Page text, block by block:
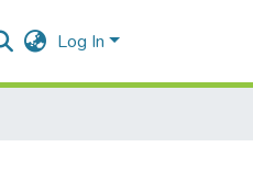
Log In